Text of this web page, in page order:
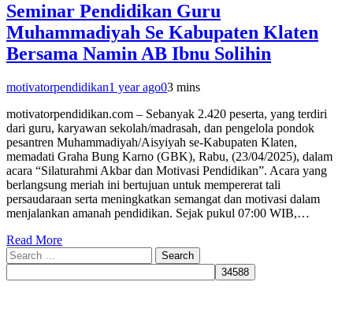
Seminar Pendidikan Guru
Muhammadiyah Se Kabupaten Klaten
Bersama Namin AB Ibnu Solihin
motivatorpendidikan1 year ago03 mins
motivatorpendidikan.com – Sebanyak 2.420 peserta, yang terdiri
dari guru, karyawan sekolah/madrasah, dan pengelola pondok
pesantren Muhammadiyah/Aisyiyah se-Kabupaten Klaten,
memadati Graha Bung Karno (GBK), Rabu, (23/04/2025), dalam
acara “Silaturahmi Akbar dan Motivasi Pendidikan”. Acara yang
berlangsung meriah ini bertujuan untuk mempererat tali
persaudaraan serta meningkatkan semangat dan motivasi dalam
menjalankan amanah pendidikan. ‎Sejak pukul 07:00 WIB,…
Read More
Search
for: